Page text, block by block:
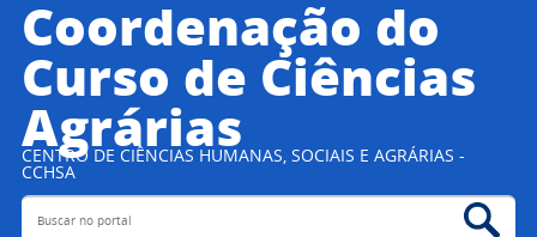
Participe
Acesso à informação
Legislação
Coordenação do
Curso de Ciências
Agrárias
CENTRO DE CIÊNCIAS HUMANAS, SOCIAIS E AGRÁRIAS -
CCHSA
Buscar no portal